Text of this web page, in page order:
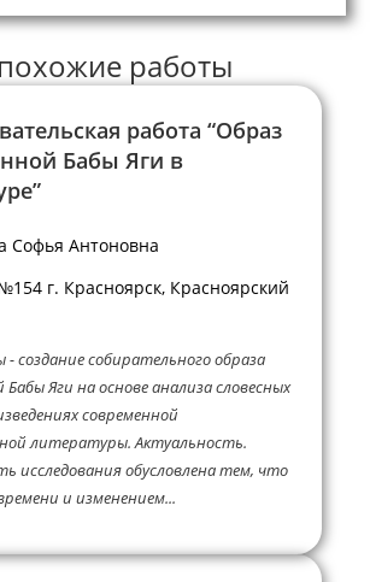
работы
работа “Образ
Бабы Яги в
Софья Антоновна
г. Красноярск, Красноярский
создание собирательного образа
Бабы Яги на основе анализа словесных
современной
литературы. Актуальность.
исследования обусловлена тем, что
и изменением...